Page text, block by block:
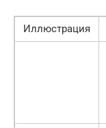
Иллюстрация